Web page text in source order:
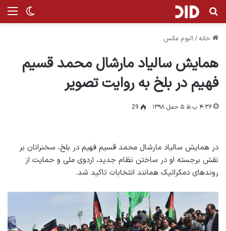
تغییر جستجو برای
خانه/ البوم عکس
همایش سالیاد مارشال محمد قسیم
فهیم در بلخ به روایت تصویر
۴:۳۶ ب.ظ ۵ حمل ۱۳۹۸ 29
در همایش سالیاد مارشال محمد قسیم فهیم در بلخ، سخنرانان بر
نقش برجسته او در ساختن نظام جدید، اردوی ملی و حمایت از
روندهای دمکراتیک همانند انتخابات تاکید شد.